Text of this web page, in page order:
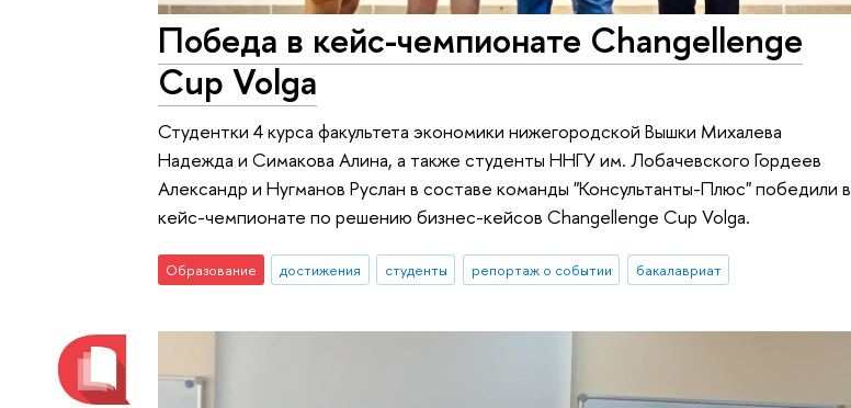
Победа в кейс-чемпионате Changellenge
Cup Volga
Студентки 4 курса факультета экономики нижегородской Вышки Михалева
Надежда и Симакова Алина, а также студенты ННГУ им. Лобачевского Гордеев
Александр и Нугманов Руслан в составе команды "Консультанты-Плюс" победили в
кейс-чемпионате по решению бизнес-кейсов Changellenge Cup Volga.
Образование достижения студенты репортаж о событии бакалавриат